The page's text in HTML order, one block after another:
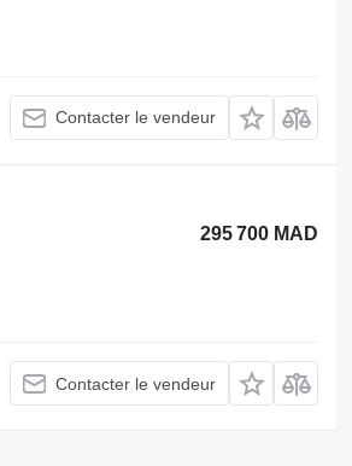
Contacter le vendeur
295 700 MAD
Contacter le vendeur